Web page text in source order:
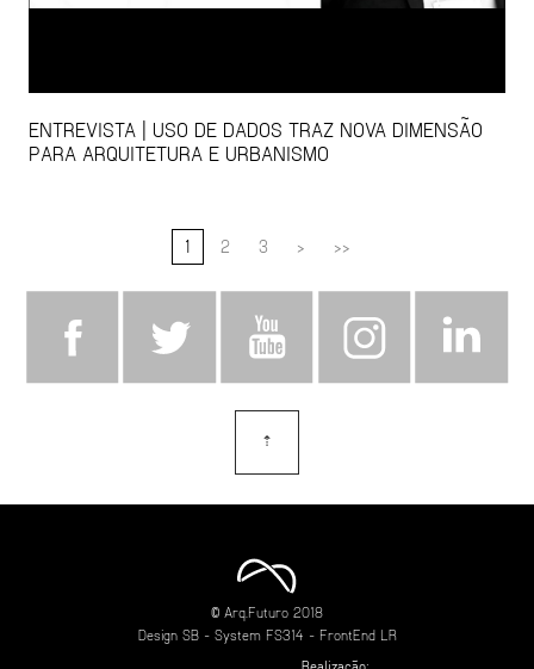
ENTREVISTA | USO DE DADOS TRAZ NOVA DIMENSÃO
PARA ARQUITETURA E URBANISMO
1 2 3 > >>
⇡
© Arq.Futuro 2018
Design SB- System FS314 - FrontEnd LR